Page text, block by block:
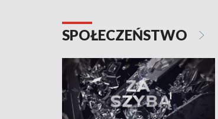
SPOŁECZEŃSTWO